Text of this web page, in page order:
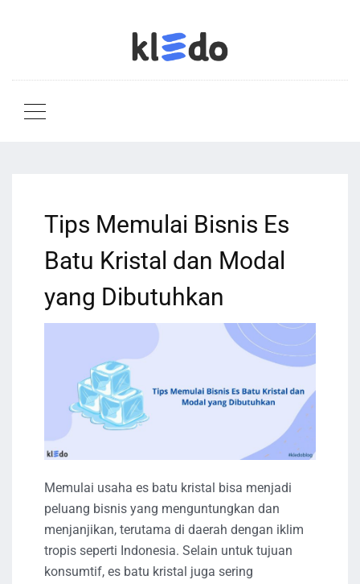
Tips Memulai Bisnis Es
Batu Kristal dan Modal
yang Dibutuhkan
Memulai usaha es batu kristal bisa menjadi
peluang bisnis yang menguntungkan dan
menjanjikan, terutama di daerah dengan iklim
tropis seperti Indonesia. Selain untuk tujuan
konsumtif, es batu kristal juga sering